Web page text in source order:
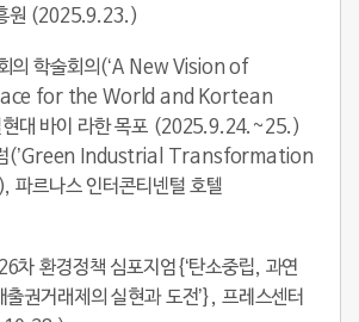
원 (2025.9.23.)
의 학술회의(‘A New Vision of
for the World and Kortean
대 바이 라한 목포 (2025.9.24.~25.)
럼(’Green Industrial Transformation
르나스 인터콘티넨털 호텔
차 환경정책 심포지엄{‘탄소중립, 과연
권거래제의 실현과 도전’}, 프레스센터